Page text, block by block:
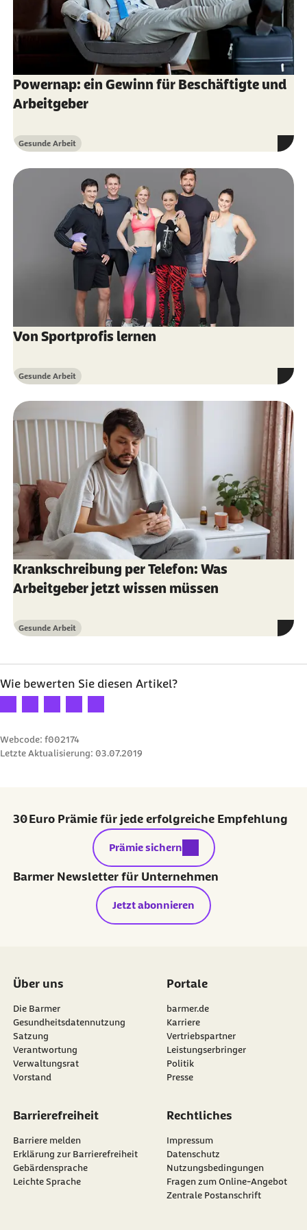
ein Unfall beim Betriebssport als
Arbeitsunfall?
Randstad (Abruf vom 27.03.2025):
Betriebssport: Wie Unternehmen Sport in die
Firma bringen
Powernap: ein Gewinn für Beschäftigte und
Arbeitgeber
Kategorie
Gesunde Arbeit
Von Sportprofis lernen
Kategorie
Gesunde Arbeit
Krankschreibung per Telefon: Was
Arbeitgeber jetzt wissen müssen
Kategorie
Gesunde Arbeit
Wie bewerten Sie diesen Artikel?
Ihre Bewertung: 1 Stern
Ihre Bewertung: 2 Sterne
Ihre Bewertung: 3 Sterne
Ihre Bewertung: 4 Sterne
Ihre Bewertung: 5 Sterne
Webcode: f002174
Letzte Aktualisierung: 03.07.2019
30 Euro Prämie für jede erfolgreiche Empfehlung
externer Link:
Prämie sichern
Barmer Newsletter für Unternehmen
Jetzt abonnieren
Über uns
Die Barmer
Gesundheitsdatennutzung
Satzung
Verantwortung
Verwaltungsrat
Vorstand
Portale
barmer.de
Karriere
Vertriebspartner
Leistungserbringer
Politik
Presse
Barrierefreiheit
Barriere melden
Erklärung zur Barrierefreiheit
Gebärdensprache
Leichte Sprache
Rechtliches
Impressum
Datenschutz
Nutzungsbedingungen
Fragen zum Online-Angebot
Zentrale Postanschrift